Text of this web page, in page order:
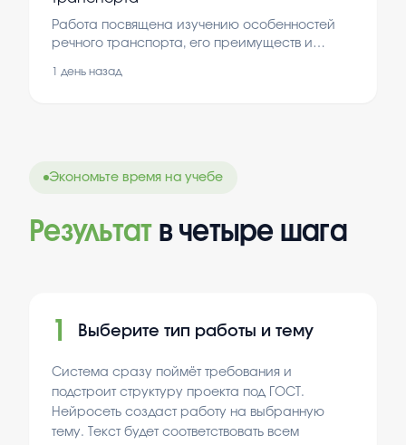
Работа посвящена изучению особенностей
речного транспорта, его преимуществ и
роли в перевозках и развитии транспортной
1 день назад
Экономьте время на учебе
Результат в четыре шага
1 Выберите тип работы и тему
Система сразу поймёт требования и
подстроит структуру проекта под ГОСТ.
Нейросеть создаст работу на выбранную
тему. Текст будет соответствовать всем